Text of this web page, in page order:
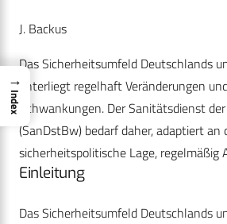
J. Backus
Das Sicherheitsumfeld Deutschlands
unterliegt regelhaft Veränderungen
Schwankungen. Der Sanitätsdienst
(SanDstBw) bedarf daher, adaptiert an
sicherheitspolitische Lage, regelmäßig
Einleitung
Das Sicherheitsumfeld Deutschlands
→
Index